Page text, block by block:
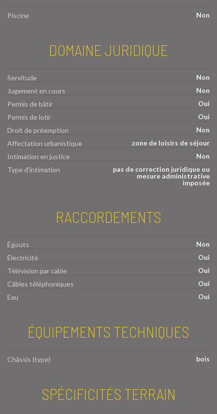
Piscine Non
DOMAINE JURIDIQUE
Servitude
Non
Jugement en cours
Non
Permis de bâtir
Oui
Permis de lotir
Oui
Droit de préemption
Non
Affectation urbanistique
zone de loisirs de séjour
Intimation en justice
Non
Type d'intimation
pas de correction juridique ou
mesure administrative
imposée
RACCORDEMENTS
Égouts
Non
Électricité
Oui
Télévision par cable
Oui
Câbles téléphoniques
Oui
Eau
Oui
ÉQUIPEMENTS TECHNIQUES
Châssis (type) bois
SPÉCIFICITÉS TERRAIN